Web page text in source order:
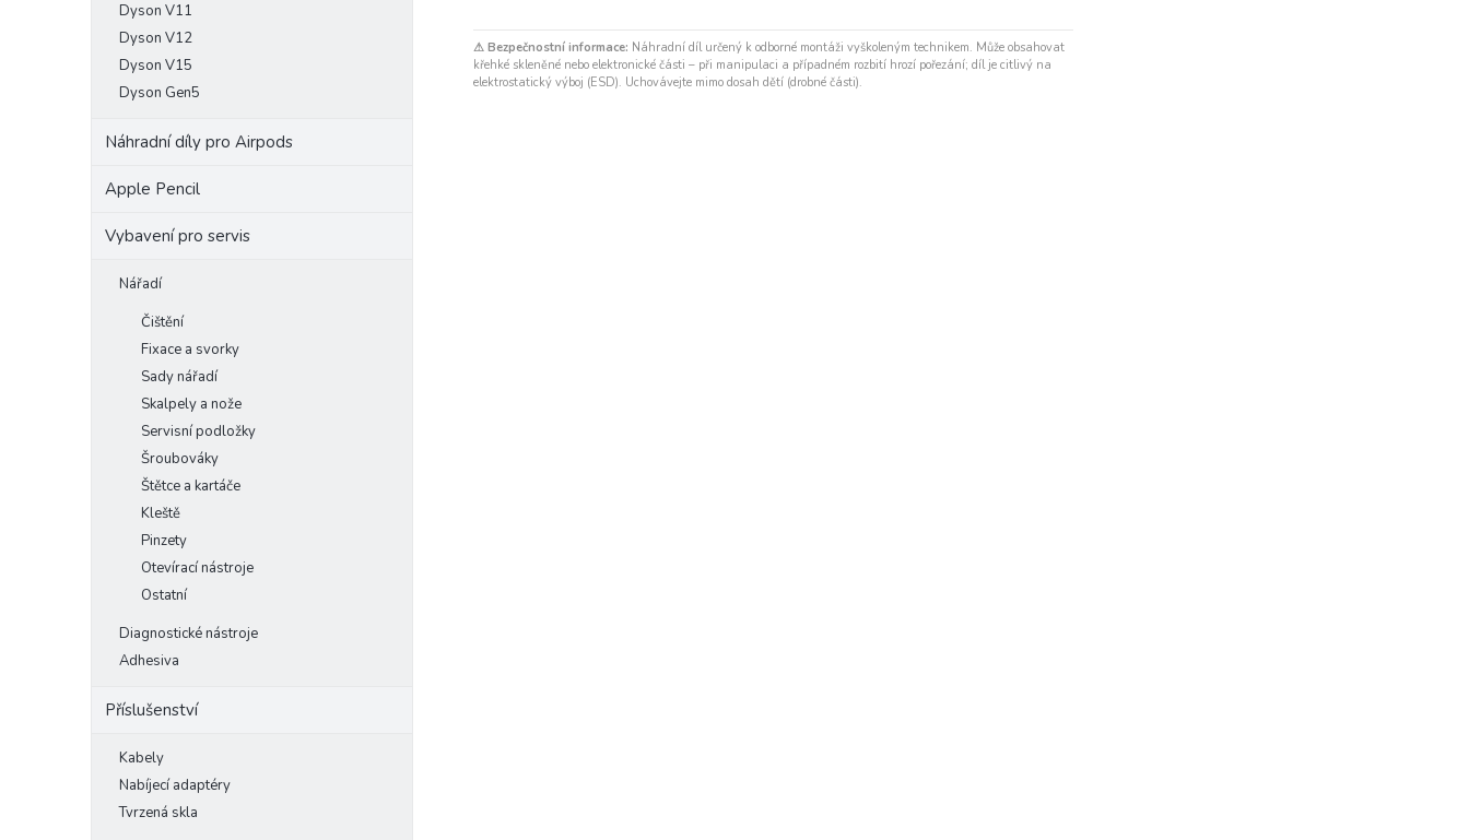
Dyson V11
Dyson V12
Dyson V15
Dyson Gen5
Náhradní díly pro Airpods
Apple Pencil
Vybavení pro servis
Nářadí
Čištění
Fixace a svorky
Sady nářadí
Skalpely a nože
Servisní podložky
Šroubováky
Štětce a kartáče
Kleště
Pinzety
Otevírací nástroje
Ostatní
Diagnostické nástroje
Adhesiva
Příslušenství
Kabely
Nabíjecí adaptéry
Tvrzená skla
⚠ Bezpečnostní informace: Náhradní díl určený k odborné montáži vyškoleným technikem. Může obsahovat
křehké skleněné nebo elektronické části – při manipulaci a případném rozbití hrozí pořezání; díl je citlivý na
elektrostatický výboj (ESD). Uchovávejte mimo dosah dětí (drobné části).